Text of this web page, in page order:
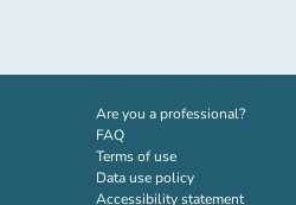
Are you a professional?(new tab)
FAQ
Terms of use
Data use policy
Accessibility statement